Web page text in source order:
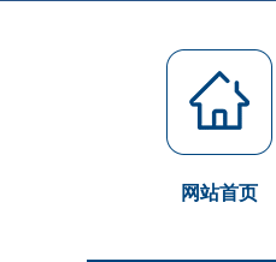
网站首页